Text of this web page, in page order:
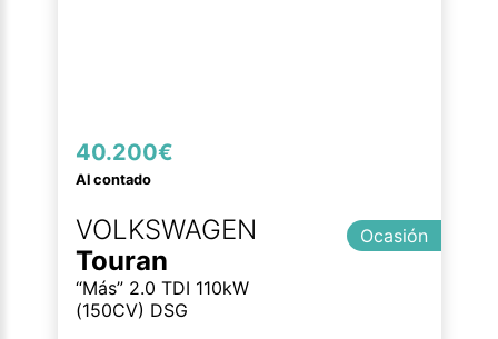
40.200€
Al contado
VOLKSWAGEN
Touran
“Más” 2.0 TDI 110kW
(150CV) DSG
Ocasión